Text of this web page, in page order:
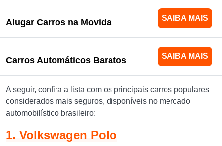
Alugar Carros na Movida SAIBA MAIS
Carros Automáticos Baratos SAIBA MAIS
A seguir, confira a lista com os principais carros populares
considerados mais seguros, disponíveis no mercado
automobilístico brasileiro:
1. Volkswagen Polo